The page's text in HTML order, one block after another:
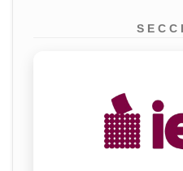
S E C C